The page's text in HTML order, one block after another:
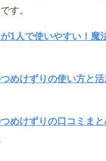
す。
1人で使いやすい！魔
めけずりの使い方と
めけずりの口コミま